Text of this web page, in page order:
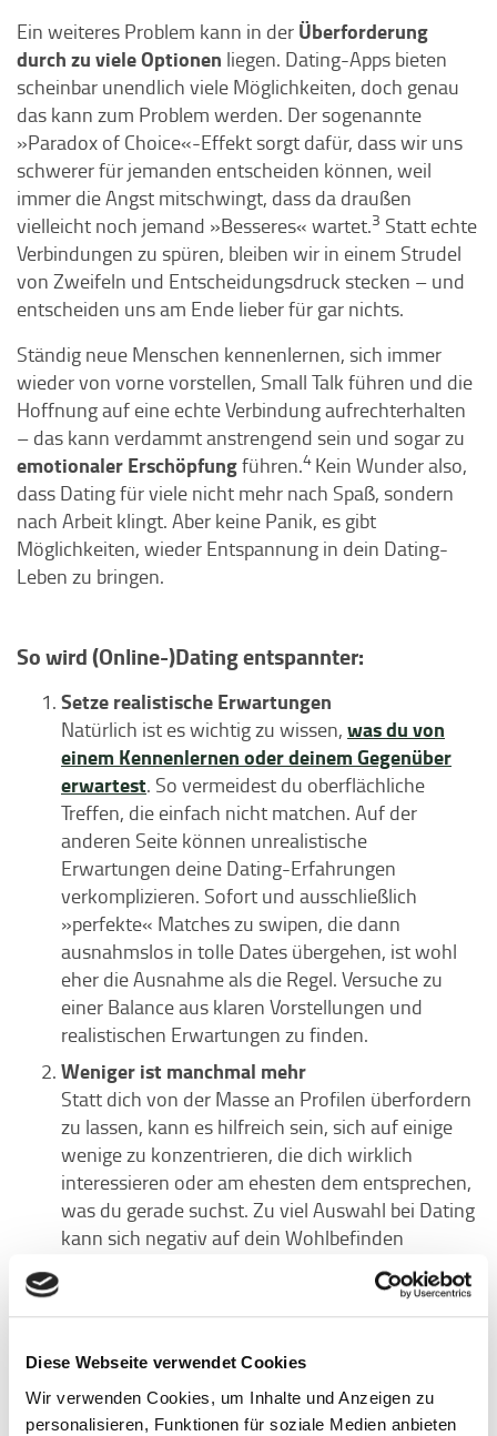
Diese Webseite verwendet Cookies
Wir verwenden Cookies, um Inhalte und Anzeigen zu
personalisieren, Funktionen für soziale Medien anbieten
Ein weiteres Problem kann in der Überforderung
durch zu viele Optionen liegen. Dating-Apps bieten
scheinbar unendlich viele Möglichkeiten, doch genau
das kann zum Problem werden. Der sogenannte
»Paradox of Choice«-Effekt sorgt dafür, dass wir uns
schwerer für jemanden entscheiden können, weil
immer die Angst mitschwingt, dass da draußen
vielleicht noch jemand »Besseres« wartet.3 Statt echte
Verbindungen zu spüren, bleiben wir in einem Strudel
von Zweifeln und Entscheidungsdruck stecken – und
entscheiden uns am Ende lieber für gar nichts.
Ständig neue Menschen kennenlernen, sich immer
wieder von vorne vorstellen, Small Talk führen und die
Hoffnung auf eine echte Verbindung aufrechterhalten
– das kann verdammt anstrengend sein und sogar zu
emotionaler Erschöpfungführen.4 Kein Wunder also,
dass Dating für viele nicht mehr nach Spaß, sondern
nach Arbeit klingt. Aber keine Panik, es gibt
Möglichkeiten, wieder Entspannung in dein Dating-
Leben zu bringen.
So wird (Online-)Dating entspannter:
Setze realistische Erwartungen
Natürlich ist es wichtig zu wissen, was du von
einem Kennenlernen oder deinem Gegenüber
erwartest. So vermeidest du oberflächliche
Treffen, die einfach nicht matchen. Auf der
anderen Seite können unrealistische
Erwartungen deine Dating-Erfahrungen
verkomplizieren. Sofort und ausschließlich
»perfekte« Matches zu swipen, die dann
ausnahmslos in tolle Dates übergehen, ist wohl
eher die Ausnahme als die Regel. Versuche zu
einer Balance aus klaren Vorstellungen und
realistischen Erwartungen zu finden.
Weniger ist manchmal mehr
Statt dich von der Masse an Profilen überfordern
zu lassen, kann es hilfreich sein, sich auf einige
wenige zu konzentrieren, die dich wirklich
interessieren oder am ehesten dem entsprechen,
was du gerade suchst. Zu viel Auswahl bei Dating
kann sich negativ auf dein Wohlbefinden
Dauer ziemlich anstrengend sein. Sei ehrlich in
deinem Profil und deinen Gesprächen – du willst
schließlich jemanden finden, der dich so mag, wie